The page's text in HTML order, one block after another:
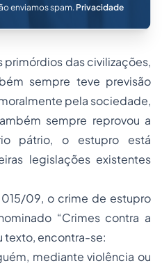
enviamos spam. Privacidade
das civilizações,
sempre teve previsão
pela sociedade,
sempre reprovou a
pátrio, o estupro está
legislações existentes
09, o crime de estupro
“Crimes contra a
texto, encontra-se:
mediante violência ou